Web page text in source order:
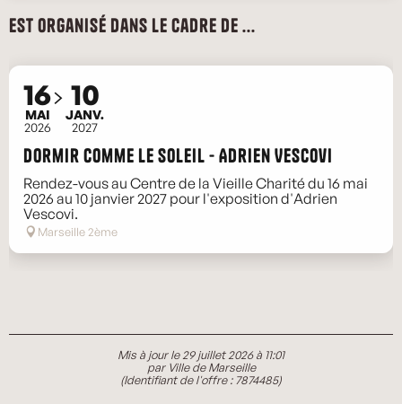
Est organisé dans le cadre de ...
16
MAI
2026
10
JANV.
2027
Dormir comme le soleil - Adrien Vescovi
Rendez-vous au Centre de la Vieille Charité du 16 mai
2026 au 10 janvier 2027 pour l'exposition d'Adrien
Vescovi.
Marseille 2ème
Mis à jour le 29 juillet 2026 à 11:01
par Ville de Marseille
(Identifiant de l'offre :7874485)